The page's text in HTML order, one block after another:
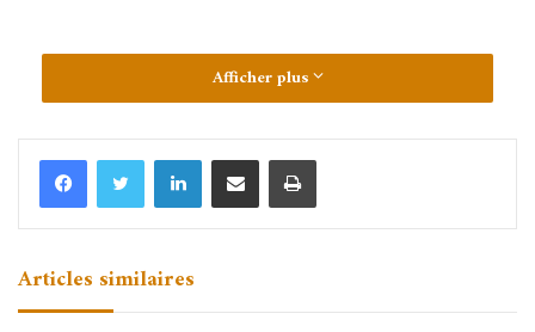
Afficher plus
Linkedin Partager par email Imprimer
Articles similaires